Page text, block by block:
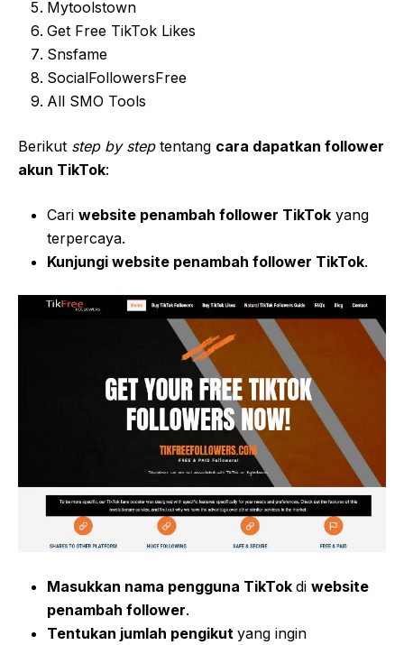
Mytoolstown
Get Free TikTok Likes
Snsfame
SocialFollowersFree
All SMO Tools
Berikut step by steptentang cara dapatkan follower
akun TikTok:
Cari website penambah follower TikTok yang
terpercaya.
Kunjungi website penambah follower TikTok.
Masukkan nama pengguna TikTok di website
penambah follower.
Tentukan jumlah pengikut yang ingin